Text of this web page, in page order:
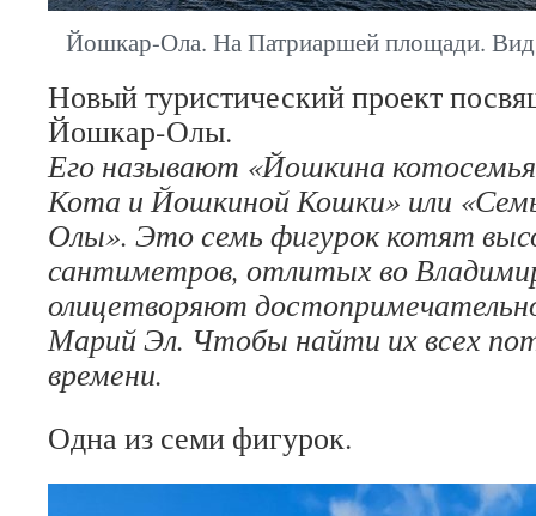
Йошкар-Ола. На Патриаршей площади.
Новый туристический проект
Йошкар-Олы.
Его называют «Йошкина
Кота и Йошкиной Кошки» или
Олы». Это семь фигурок котят
сантиметров, отлитых во
олицетворяют
Марий Эл. Чтобы найти их всех
времени.
Одна из семи фигурок.